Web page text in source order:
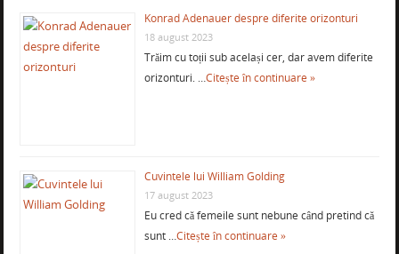
Konrad Adenauer despre diferite orizonturi
18 august 2023
Trăim cu toții sub același cer, dar avem diferite
orizonturi. …Citește în continuare »
Cuvintele lui William Golding
17 august 2023
Eu cred că femeile sunt nebune când pretind că
sunt …Citește în continuare »